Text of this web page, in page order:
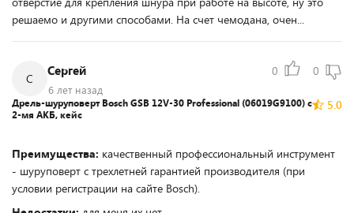
решаемо и другими способами. На счет чемодана, очен...
С
Сергей
6 лет назад
0 0
5.0
Дрель-шуруповерт Bosch GSB 12V-30 Professional (06019G9100) с
2-мя АКБ, кейс
Преимущества: качественный профессиональный инструмент
- шуруповерт с трехлетней гарантией производителя (при
условии регистрации на сайте Bosch).